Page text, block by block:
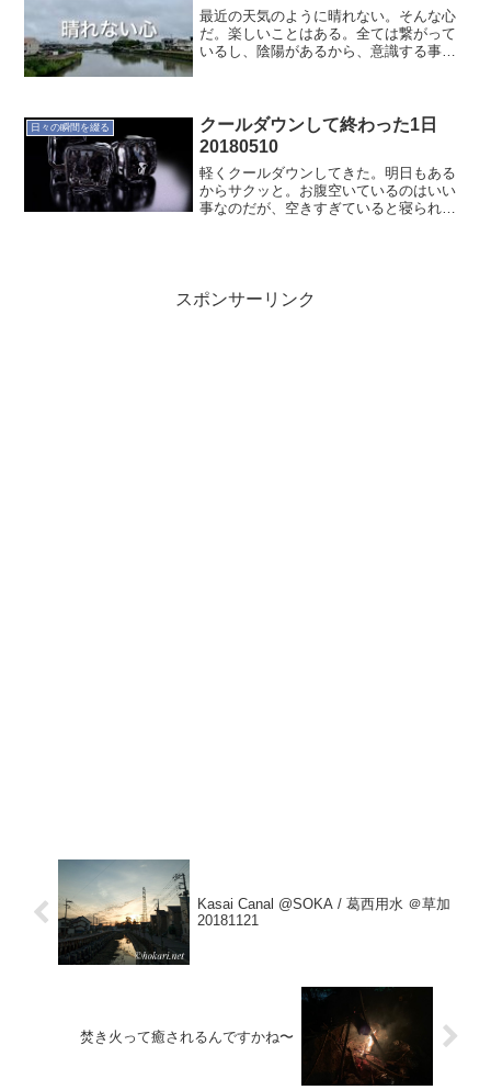
最近の天気のように晴れない。そんな心
だ。楽しいことはある。全ては繋がって
いるし、陰陽があるから、意識する事柄
ないと楽しんではいけない...
日々の瞬間を綴る
クールダウンして終わった1日
20180510
軽くクールダウンしてきた。明日もある
からサクッと。お腹空いているのはいい
事なのだが、空きすぎていると寝られな
スポンサーリンク
Kasai Canal @SOKA / 葛西用水 ＠草加
20181121
焚き火って癒されるんですかね〜